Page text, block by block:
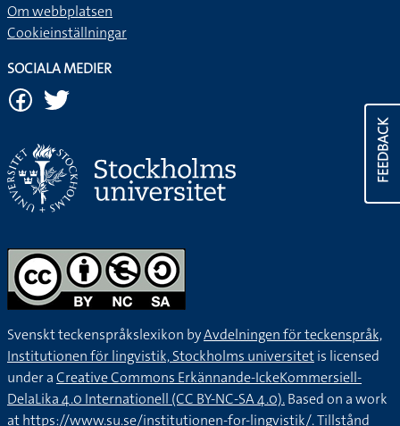
FEEDBACK
Om webbplatsen
Cookieinställningar
SOCIALA MEDIER
Svenskt teckenspråkslexikon byAvdelningen för teckenspråk,
Institutionen för lingvistik, Stockholms universitetis licensed
under aCreative Commons Erkännande-IckeKommersiell-
DelaLika 4.0 Internationell (CC BY-NC-SA 4.0).Based on a work
athttps://www.su.se/institutionen-for-lingvistik/. Tillstånd